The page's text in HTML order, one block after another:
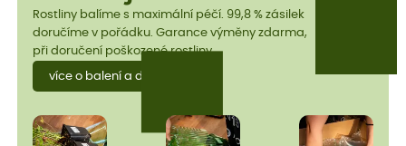
Rostliny balíme s maximální péčí. 99,8 % zásilek
doručíme v pořádku. Garance výměny zdarma,
při doručení poškozené rostliny.
více o balení a dopravě